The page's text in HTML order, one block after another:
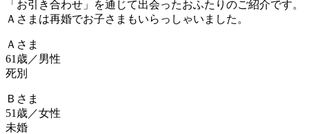
「お引き合わせ」を通じて出会ったおふたりのご紹介です。
Ａさまは再婚でお子さまもいらっしゃいました。
Ａさま
61歳／男性
死別
Ｂさま
51歳／女性
未婚